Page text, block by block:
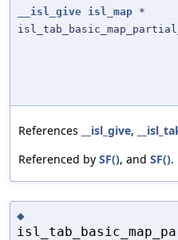
__isl_give isl_map *
References __isl_give,
Referenced by SF(), and SF().
◆